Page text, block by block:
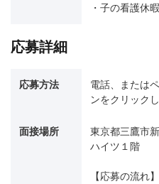
・子の看護休暇
応募詳細
応募方法
電話、または
ンをクリック
面接場所
東京都三鷹市
ハイツ１階
【応募の流れ】